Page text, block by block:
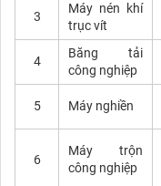
3
Máy nén khí
trục vít
4
Băng tải
công nghiệp
5 Máy nghiền
6
Máy trộn
công nghiệp